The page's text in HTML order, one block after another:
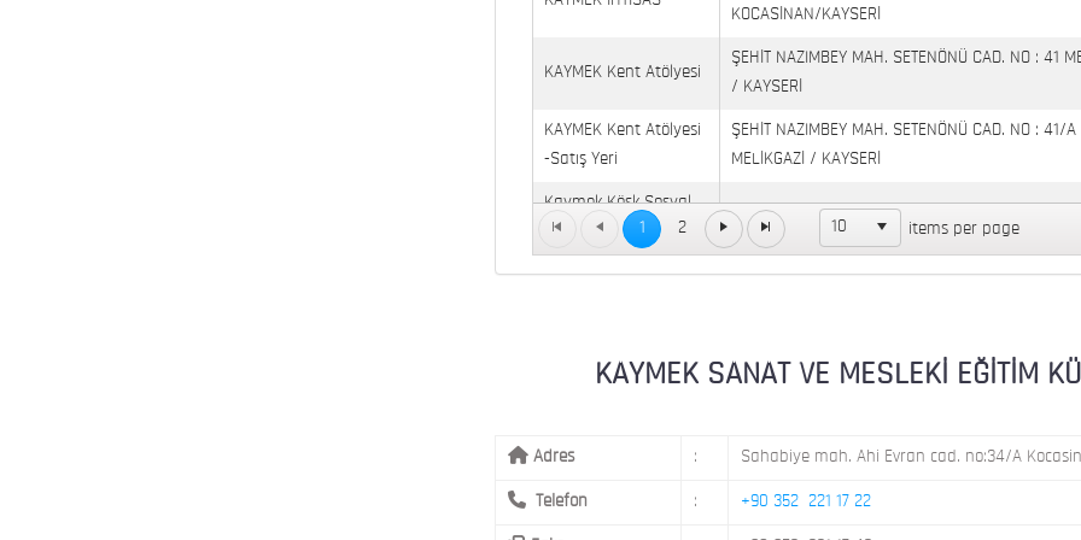
KOCASİNAN/KAYSERİ
KAYMEK Kent Atölyesi
ŞEHİT NAZIMBEY MAH. SETENÖNÜ CAD. NO : 41
/ KAYSERİ
KAYMEK Kent Atölyesi
-Satış Yeri
ŞEHİT NAZIMBEY MAH. SETENÖNÜ CAD. NO : 41/A
MELİKGAZİ / KAYSERİ
Kaymek Köşk Sosyal
Yaşam Merkezi
Köşk Mahallesi, Orgeneral Eşref Bitlis Bulvarı,
KAYMEK MOSTAR
KAYMEK TOKİ
MİMARSİNAN DEMOKRASİ MAH. FATİN RÜŞTÜ
1 2 10 items per page
KAYMEK SANAT VE MESLEKİ EĞİTİM
Adres : Sahabiye mah. Ahi Evran cad. no:34/A
Telefon : +90 352 221 17 22